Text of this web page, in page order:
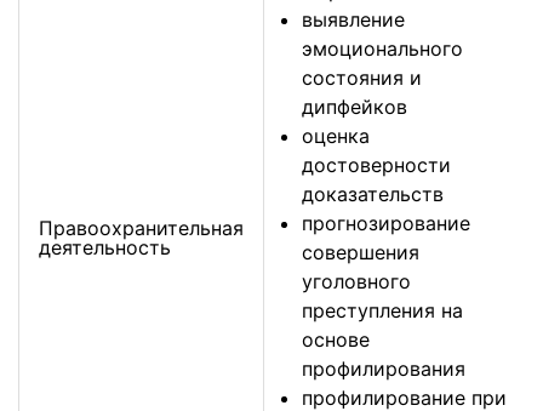
Правоохранительная
деятельность
выявление
эмоционального
состояния и
дипфейков
оценка
достоверности
доказательств
прогнозирование
совершения
уголовного
преступления на
основе
профилирования
профилирование при